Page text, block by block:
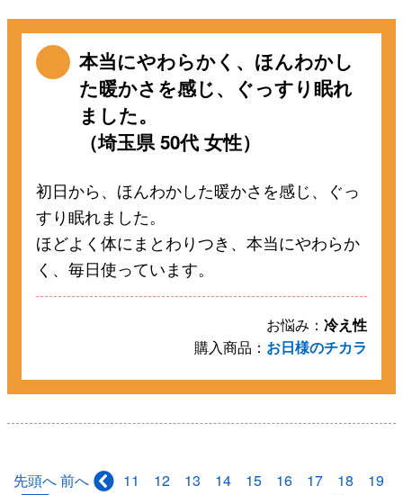
本当にやわらかく、ほんわかし
た暖かさを感じ、ぐっすり眠れ
ました。
（埼玉県 50代 女性）
初日から、ほんわかした暖かさを感じ、ぐっ
すり眠れました。
ほどよく体にまとわりつき、本当にやわらか
く、毎日使っています。
お悩み： 冷え性
購入商品： お日様のチカラ
先頭へ前へ 11 12 13 14 15 16 17 18
19